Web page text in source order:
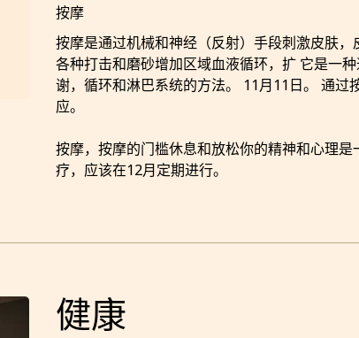
按摩
按摩是通过机械和神经（反射）手段刺激皮肤
各种打击和磨砂增加区域血液循环，扩 它是一
谢，循环和淋巴系统的方法。 11月11日。 通
应。
按摩，按摩的门槛休息和放松你的精神和心理
疗，应该在12月定期进行。
健康